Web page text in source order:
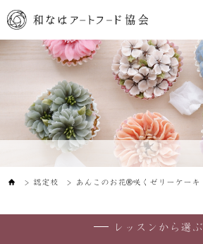
＞ 認定校 ＞ あんこのお花®咲くゼリーケーキ
レッスンから選ぶ